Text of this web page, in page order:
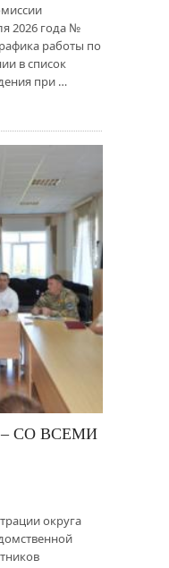
2026 года №
работы по
в список
при …
СО ВСЕМИ
округа